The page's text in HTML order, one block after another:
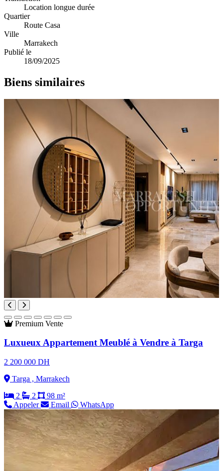
Location longue durée
Quartier
Route Casa
Ville
Marrakech
Publié le
18/09/2025
Biens similaires
Premium Vente
Luxueux Appartement Meublé à Vendre à Targa
2 200 000 DH
Targa , Marrakech
2
2
98 m²
Appeler
Email WhatsApp